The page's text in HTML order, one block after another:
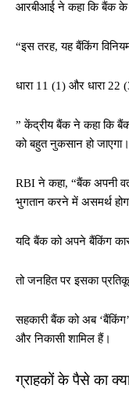
आरबीआई ने कहा कि बैंक के
“इस तरह, यह बैंकिंग
धारा 11 (1) और धारा 22
” केंद्रीय बैंक ने कहा कि बैंक
को बहुत नुकसान हो जाएगा।
RBI ने कहा, “बैंक अपनी
भुगतान करने में असमर्थ
यदि बैंक को अपने बैंकिंग
तो जनहित पर इसका
सहकारी बैंक को अब
और निकासी शामिल हैं।
ग्राहकों के पैसे का क्या